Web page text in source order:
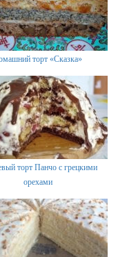
торт «Сказка»
торт Панчо с грецкими
орехами